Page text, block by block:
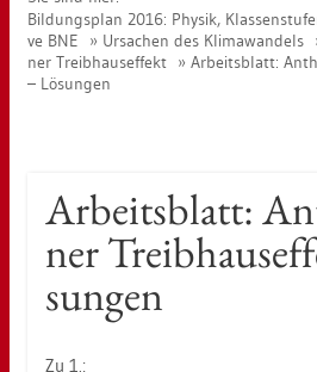
Bil­dungs­plan 2016: Phy­sik,
ve BNE
Ur­sa­chen des Kli­ma­wan­dels
ner Treib­haus­ef­fekt
Ar­beits­blatt:
– Lö­sun­gen
Ar­beits­blatt:
ner
sun­gen
Zu 1.: